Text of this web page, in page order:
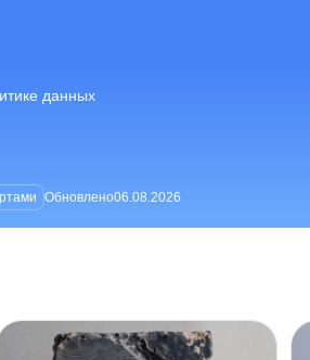
данных
Обновлено06.08.2026